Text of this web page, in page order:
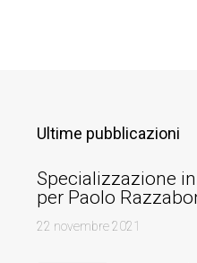
Ultime pubblicazioni
Specializzazione
per Paolo
22 novembre 2021